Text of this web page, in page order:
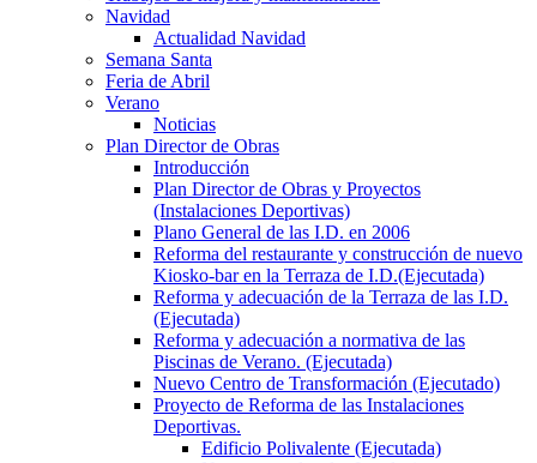
Navidad
Actualidad Navidad
Semana Santa
Feria de Abril
Verano
Noticias
Plan Director de Obras
Introducción
Plan Director de Obras y Proyectos
(Instalaciones Deportivas)
Plano General de las I.D. en 2006
Reforma del restaurante y construcción de nuevo
Kiosko-bar en la Terraza de I.D.(Ejecutada)
Reforma y adecuación de la Terraza de las I.D.
(Ejecutada)
Reforma y adecuación a normativa de las
Piscinas de Verano. (Ejecutada)
Nuevo Centro de Transformación (Ejecutado)
Proyecto de Reforma de las Instalaciones
Deportivas.
Edificio Polivalente (Ejecutada)